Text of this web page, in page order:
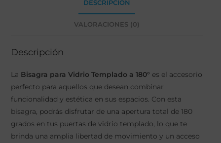
DESCRIPCIÓN
VALORACIONES (0)
Descripción
La Bisagra para Vidrio Templado a 180° es el accesorio
perfecto para aquellos que desean combinar
funcionalidad y estética en sus espacios. Con esta
bisagra, podrás disfrutar de una apertura total de 180
grados en tus puertas de vidrio templado, lo que te
brinda una amplia libertad de movimiento y un acceso